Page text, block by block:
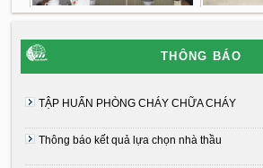
THÔNG BÁO
TẬP HUẤN PHÒNG CHÁY CHỮA CHÁY
Thông báo kết quả lựa chọn nhà thầu